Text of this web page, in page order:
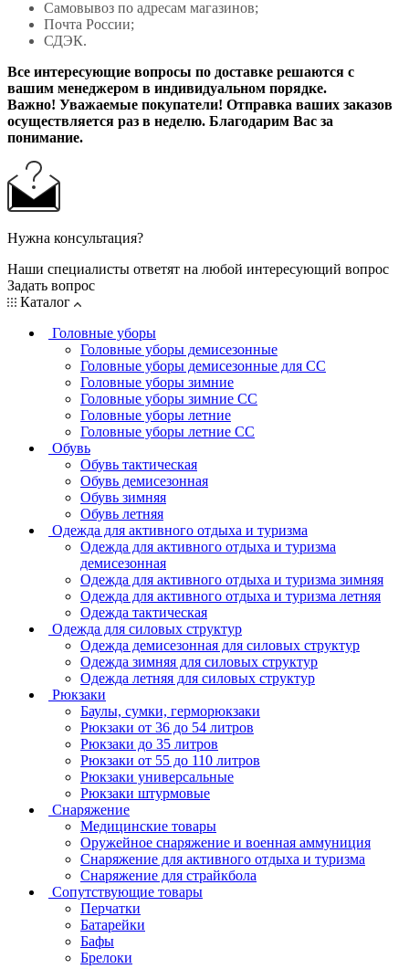
Самовывоз по адресам магазинов;
Почта России;
СДЭК.
Все интересующие вопросы по доставке решаются с
вашим менеджером в индивидуальном порядке.
Важно! Уважаемые покупатели! Отправка ваших заказов
осуществляется раз в неделю. Благодарим Вас за
понимание.
Нужна консультация?
Наши специалисты ответят на любой интересующий вопрос
Задать вопрос
Каталог
Головные уборы
Головные уборы демисезонные
Головные уборы демисезонные для СС
Головные уборы зимние
Головные уборы зимние СС
Головные уборы летние
Головные уборы летние СС
Обувь
Обувь тактическая
Обувь демисезонная
Обувь зимняя
Обувь летняя
Одежда для активного отдыха и туризма
Одежда для активного отдыха и туризма
демисезонная
Одежда для активного отдыха и туризма зимняя
Одежда для активного отдыха и туризма летняя
Одежда тактическая
Одежда для силовых структур
Одежда демисезонная для силовых структур
Одежда зимняя для силовых структур
Одежда летняя для силовых структур
Рюкзаки
Баулы, сумки, герморюкзаки
Рюкзаки от 36 до 54 литров
Рюкзаки до 35 литров
Рюкзаки от 55 до 110 литров
Рюкзаки универсальные
Рюкзаки штурмовые
Снаряжение
Медицинские товары
Оружейное снаряжение и военная аммуниция
Снаряжение для активного отдыха и туризма
Снаряжение для страйкбола
Сопутствующие товары
Перчатки
Батарейки
Бафы
Брелоки